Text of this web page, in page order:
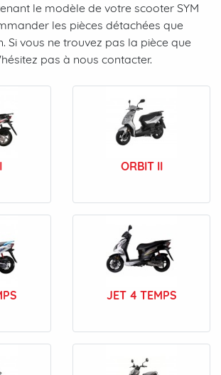
le modèle de votre scooter SYM
les pièces détachées que
Si vous ne trouvez pas la pièce que
pas à nous contacter.
ORBIT II
JET 4 TEMPS